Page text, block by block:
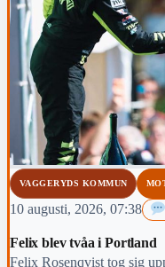
VAGGERYDS KOMMUN
10 augusti, 2026, 07:38
Felix blev tvåa i Portland
Felix Rosenqvist tog sig